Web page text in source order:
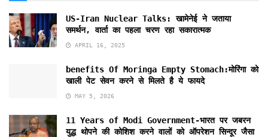
US-Iran Nuclear Talks: खामेनेई ने जताया
समर्थन, वार्ता का पहला चरण रहा सकारात्मक
APRIL 16, 2025
benefits Of Moringa Empty Stomach:मोरिंगा को
खाली पेट सेवन करने से मिलते है ये फायदे
MAY 5, 2026
11 Years of Modi Government-भारत पर जबरन
युद्ध थोपने की कोशिश करने वालों को ऑपरेशन सिन्दूर जैसा